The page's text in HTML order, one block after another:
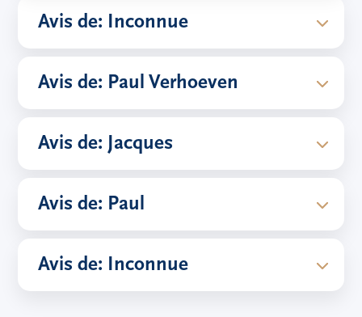
Avis de: Inconnue
Avis de: Paul Verhoeven
Avis de: Jacques
Avis de: Paul
Avis de: Inconnue